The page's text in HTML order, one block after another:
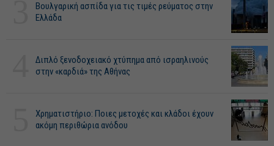
Βουλγαρική ασπίδα για τις τιμές ρεύματος στην
Ελλάδα
Διπλό ξενοδοχειακό χτύπημα από ισραηλινούς
στην «καρδιά» της Αθήνας
Χρηματιστήριο: Ποιες μετοχές και κλάδοι έχουν
ακόμη περιθώρια ανόδου